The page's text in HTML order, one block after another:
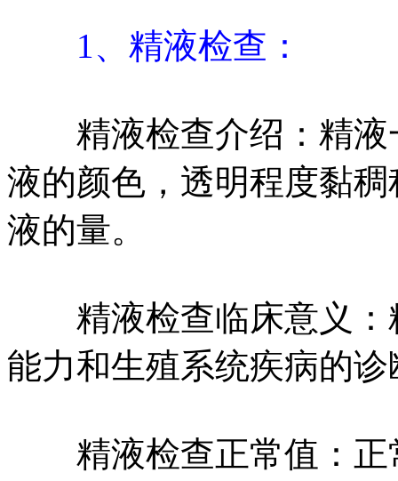
1、精液检查：
精液检查介绍：精液
液的颜色，透明程度黏
液的量。
精液检查临床意义：
能力和生殖系统疾病的诊
精液检查正常值：正